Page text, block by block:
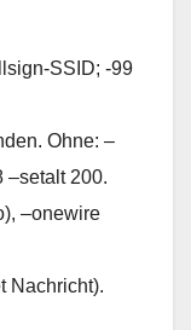
SSID; -99
Ohne: –
–setalt 200.
–onewire
Nachricht).